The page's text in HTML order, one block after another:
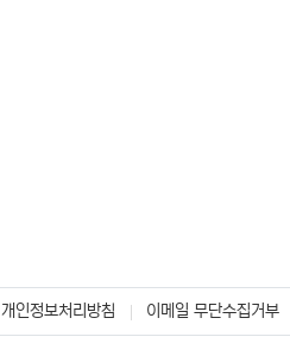
개인정보처리방침 이메일 무단수집거부